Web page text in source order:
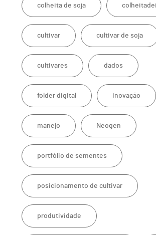
colheita de soja
cultivar cultivar de soja
cultivares dados
folder digital inovação
manejo Neogen
portfólio de sementes
posicionamento de cultivar
produtividade